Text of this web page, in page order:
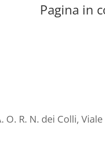
Pagina in
O. R. N. dei Colli,